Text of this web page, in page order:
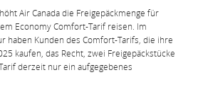
Air Canada die Freigepäckmenge für
Economy Comfort-Tarif reisen. Im
haben Kunden des Comfort-Tarifs, die ihre
kaufen, das Recht, zwei Freigepäckstücke
derzeit nur ein aufgegebenes